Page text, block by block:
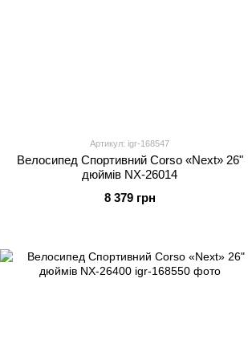
Артикул: igr-168547
Велосипед Спортивний Corso «Next» 26"
дюймів NX-26014
8 379 грн